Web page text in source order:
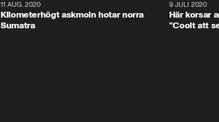
11 AUG. 2020
Kilometerhögt askmoln hotar norra
Sumatra
9 JULI 2020
Här korsar
"Coolt att